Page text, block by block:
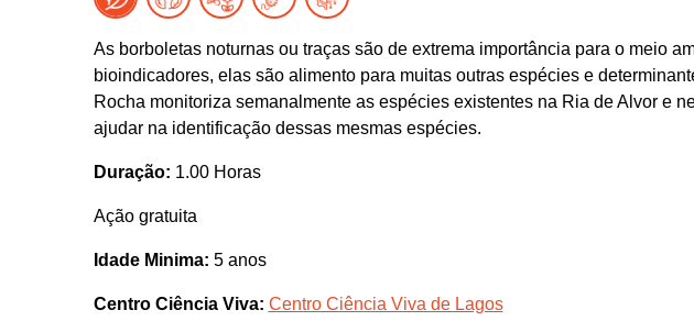
As borboletas noturnas ou traças são de extrema importância para o meio
bioindicadores, elas são alimento para muitas outras espécies e
Rocha monitoriza semanalmente as espécies existentes na Ria de Alvor e
ajudar na identificação dessas mesmas espécies.
Duração: 1.00 Horas
Ação gratuita
Idade Minima: 5 anos
Centro Ciência Viva: Centro Ciência Viva de Lagos